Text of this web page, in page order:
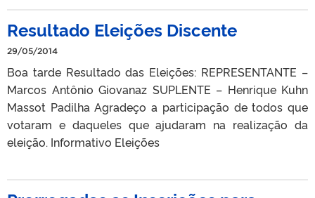
Resultado Eleições Discente
29/05/2014
Boa tarde Resultado das Eleições: REPRESENTANTE –
Marcos Antônio Giovanaz SUPLENTE – Henrique Kuhn
Massot Padilha Agradeço a participação de todos que
votaram e daqueles que ajudaram na realização da
eleição. Informativo Eleições